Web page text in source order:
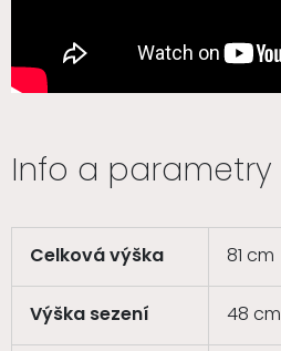
Info a parametry
Celková výška 81 cm
Výška sezení 48 cm